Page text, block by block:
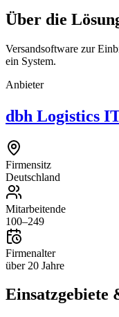
Über die
Versandsoftware zur
ein System.
Anbieter
dbh Logistics
Firmensitz
Deutschland
Mitarbeitende
100–249
Firmenalter
über 20 Jahre
Einsatzgebiete